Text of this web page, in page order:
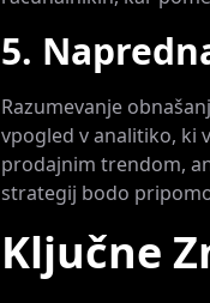
5.
Razumevanje
vpogled v analitiko, ki
prodajnim trendom,
strategij bodo
Ključne